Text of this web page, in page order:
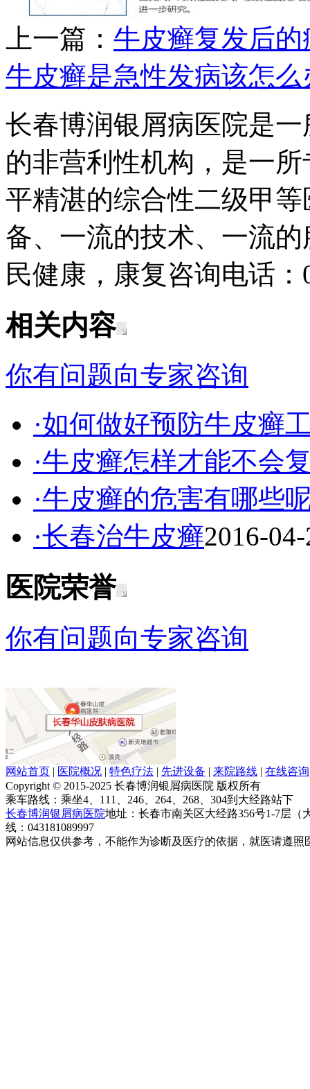
上一篇： 牛皮癣复发后
牛皮癣是急性发病该怎么
长春博润银屑病医院是
的非营利性机构，是一
平精湛的综合性二级甲
备、一流的技术、一流
民健康，康复咨询电话：
相关内容
你有问题向专家咨询
·如何做好预防牛皮癣
·牛皮癣怎样才能不会
·牛皮癣的危害有哪些
·长春治牛皮癣2016-
医院荣誉
你有问题向专家咨询
网站首页 | 医院概况 | 特色疗法 | 先进设备 | 来院路线 | 在线咨询
Copyright © 2015-2025 长春博润银屑病医院 版权所有
乘车路线：乘坐4、111、246、264、268、304到大经路站下
长春博润银屑病医院地址：长春市南关区大经路356号1-7层（
线：043181089997
网站信息仅供参考，不能作为诊断及医疗的依据，就医请遵照